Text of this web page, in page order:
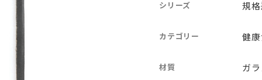
シリーズ 規
カテゴリー 健
材質 ガ